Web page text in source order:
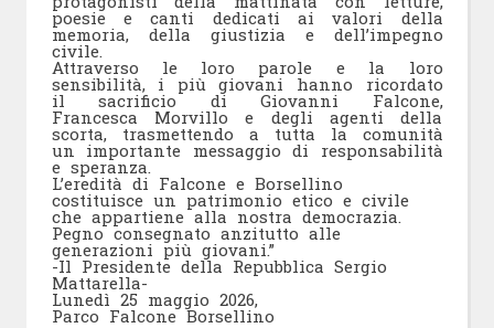
poesie e canti dedicati ai valori della
memoria, della giustizia e dell’impegno
civile.
Attraverso le loro parole e la loro
sensibilità, i più giovani hanno ricordato
il sacrificio di Giovanni Falcone,
Francesca Morvillo e degli agenti della
scorta, trasmettendo a tutta la comunità
un importante messaggio di responsabilità
e speranza.
L’eredità di Falcone e Borsellino
costituisce un patrimonio etico e civile
che appartiene alla nostra democrazia.
Pegno consegnato anzitutto alle
generazioni più giovani.”
-Il Presidente della Repubblica Sergio
Mattarella-
Lunedì 25 maggio 2026,
Parco Falcone Borsellino